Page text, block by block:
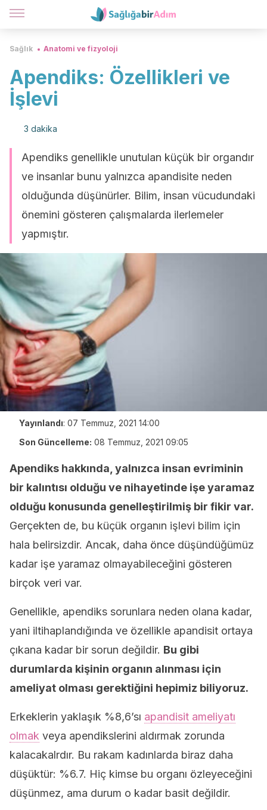
Sağlık Anatomi ve fizyoloji
Apendiks: Özellikleri ve
İşlevi
3 dakika
Apendiks genellikle unutulan küçük bir organdır
ve insanlar bunu yalnızca apandisite neden
olduğunda düşünürler. Bilim, insan vücudundaki
önemini gösteren çalışmalarda ilerlemeler
yapmıştır.
Yayınlandı: 07 Temmuz, 2021 14:00
Son Güncelleme: 08 Temmuz, 2021 09:05
Apendiks hakkında, yalnızca insan evriminin
bir kalıntısı olduğu ve nihayetinde işe yaramaz
olduğu konusunda genelleştirilmiş bir fikir var.
Gerçekten de, bu küçük organın işlevi bilim için
hala belirsizdir. Ancak, daha önce düşündüğümüz
kadar işe yaramaz olmayabileceğini gösteren
birçok veri var.
Genellikle, apendiks sorunlara neden olana kadar,
yani iltihaplandığında ve özellikle apandisit ortaya
çıkana kadar bir sorun değildir. Bu gibi
durumlarda kişinin organın alınması için
ameliyat olması gerektiğini hepimiz biliyoruz.
Erkeklerin yaklaşık %8,6’sı apandisit ameliyatı
olmak veya apendikslerini aldırmak zorunda
kalacakalrdır. Bu rakam kadınlarda biraz daha
düşüktür: %6.7. Hiç kimse bu organı özleyeceğini
düşünmez, ama durum o kadar basit değildir.